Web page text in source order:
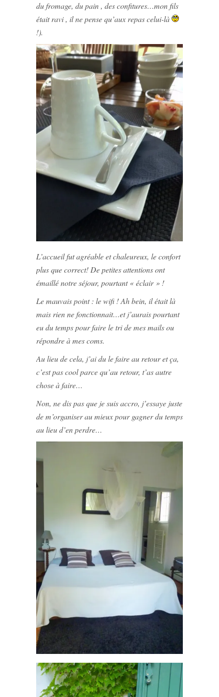
du fromage, du pain , des confitures…mon fils
était ravi , il ne pense qu’aux repas celui-là
!).
L’accueil fut agréable et chaleureux, le confort
plus que correct! De petites attentions ont
émaillé notre séjour, pourtant « éclair » !
Le mauvais point : le wifi ! Ah bein, il était là
mais rien ne fonctionnait…et j’aurais pourtant
eu du temps pour faire le tri de mes mails ou
répondre à mes coms.
Au lieu de cela, j’ai du le faire au retour et ça,
c’est pas cool parce qu’au retour, t’as autre
chose à faire…
Non, ne dis pas que je suis accro, j’essaye juste
de m’organiser au mieux pour gagner du temps
au lieu d’en perdre…